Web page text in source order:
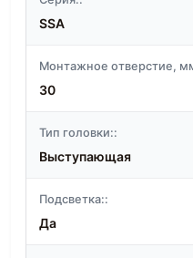
SSA
Монтажное отверстие,
30
Тип головки::
Выступающая
Подсветка::
Да